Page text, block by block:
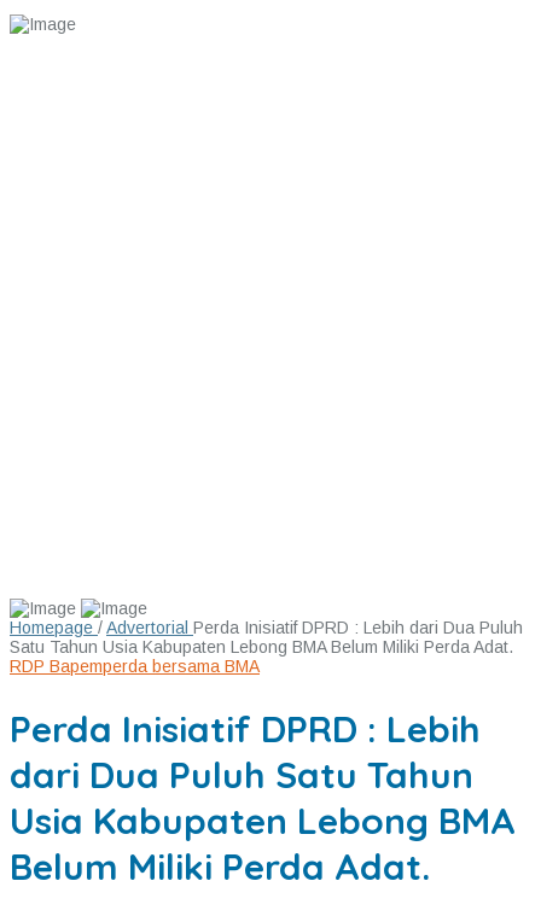
Homepage /Advertorial Perda Inisiatif DPRD : Lebih dari Dua Puluh
Satu Tahun Usia Kabupaten Lebong BMA Belum Miliki Perda Adat.
RDP Bapemperda bersama BMA
Perda Inisiatif DPRD : Lebih
dari Dua Puluh Satu Tahun
Usia Kabupaten Lebong BMA
Belum Miliki Perda Adat.